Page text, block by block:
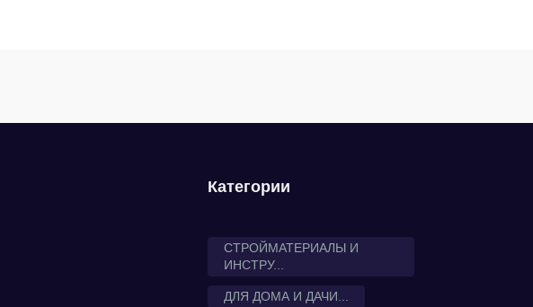
Категории
СТРОЙМАТЕРИАЛЫ И
ИНСТРУ...
ДЛЯ ДОМА И ДАЧИ...